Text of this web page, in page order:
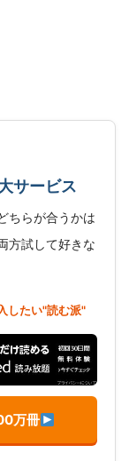
サービス
ちらが合うかは
方試して好きな
したい"読む派"
万冊